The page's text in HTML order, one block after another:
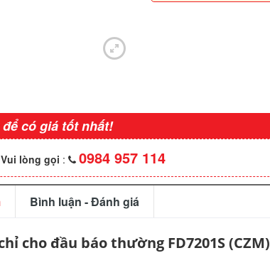
có giá tốt nhất!
lòng gọi : 0984 957 114
Bình luận - Đánh giá
cho đầu báo thường FD7201S (CZM)